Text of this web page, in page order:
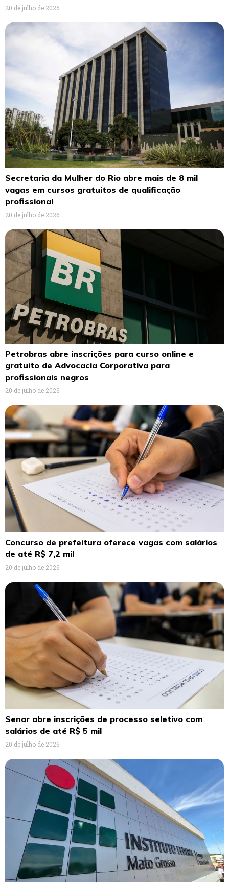
20 de julho de 2026
Secretaria da Mulher do Rio abre mais de 8 mil
vagas em cursos gratuitos de qualificação
profissional
20 de julho de 2026
Petrobras abre inscrições para curso online e
gratuito de Advocacia Corporativa para
profissionais negros
20 de julho de 2026
Concurso de prefeitura oferece vagas com salários
de até R$ 7,2 mil
20 de julho de 2026
Senar abre inscrições de processo seletivo com
salários de até R$ 5 mil
20 de julho de 2026